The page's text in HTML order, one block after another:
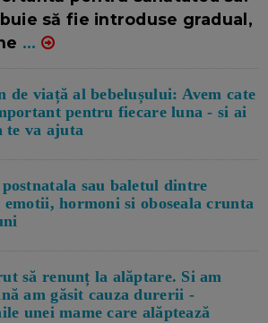
să fie introduse gradual,
...
de viață al bebelușului: Avem cate
pentru fiecare luna - si ai
te va ajuta
sau baletul dintre
emotii, hormoni si oboseala crunta
să renunț la alăptare. Si am
am găsit cauza durerii -
unei mame care alăptează